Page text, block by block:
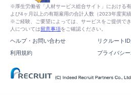
※厚生労働省「人材サービス総合サイト」における
よび4ヶ月以上の有期雇用の合計人数（2023年度実
※ご経験、ご要望によっては、サービスをご提供で
人については留意事項をご確認ください。
ヘルプ・お問い合わせ
リクルート
利用規約
プライバシ